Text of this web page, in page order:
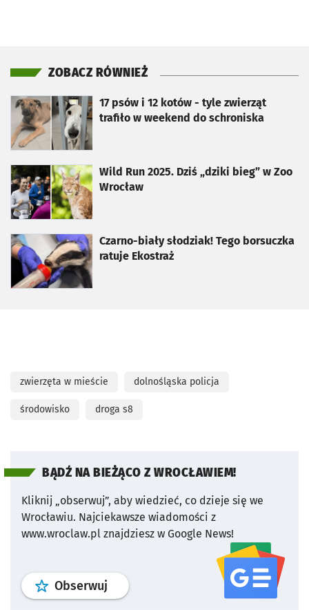
ZOBACZ RÓWNIEŻ
17 psów i 12 kotów - tyle zwierząt
trafiło w weekend do schroniska
otworzy się w nowej karcie
Wild Run 2025. Dziś „dziki bieg” w Zoo
Wrocław
otworzy się w nowej karcie
Czarno-biały słodziak! Tego borsuczka
ratuje Ekostraż
otworzy się w nowej karcie
zwierzęta w mieście dolnośląska policja
środowisko droga s8
BĄDŹ NA BIEŻĄCO Z WROCŁAWIEM!
Kliknij „obserwuj”, aby wiedzieć, co dzieje się we
Wrocławiu. Najciekawsze wiadomości z
www.wroclaw.pl znajdziesz w Google News!
Obserwuj profil serwisu